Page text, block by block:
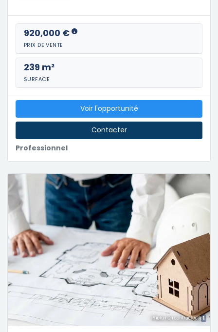
920,000 €
PRIX DE VENTE
239 m²
SURFACE
Professionnel
Voir l'opportunité
Contacter
1